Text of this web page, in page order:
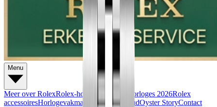
Menu
Meer over RolexRolex-horloges Nieuwe horloges 2026Rolex
accessoiresHorlogevakmanschapOnderhoudOyster StoryContact